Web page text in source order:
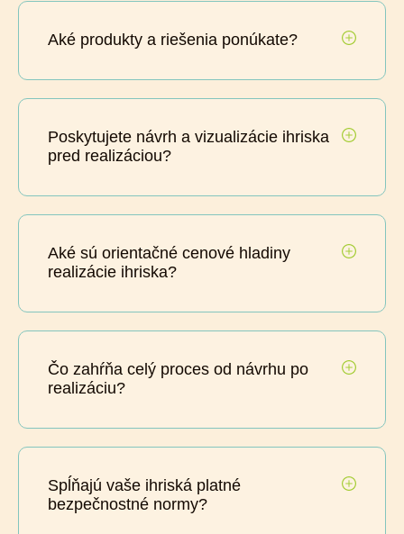
Aké produkty a riešenia ponúkate?
Poskytujete návrh a vizualizácie ihriska
pred realizáciou?
Aké sú orientačné cenové hladiny
realizácie ihriska?
Čo zahŕňa celý proces od návrhu po
realizáciu?
Spĺňajú vaše ihriská platné
bezpečnostné normy?